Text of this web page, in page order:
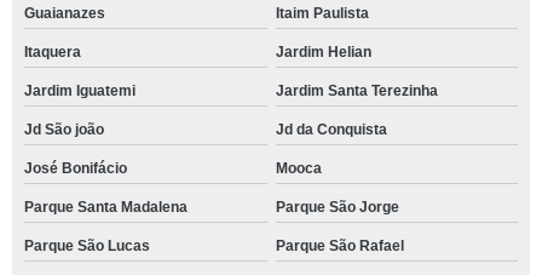
Guaianazes Itaim Paulista
Itaquera Jardim Helian
Jardim Iguatemi Jardim Santa Terezinha
Jd São joão Jd da Conquista
José Bonifácio Mooca
Parque Santa Madalena Parque São Jorge
Parque São Lucas Parque São Rafael